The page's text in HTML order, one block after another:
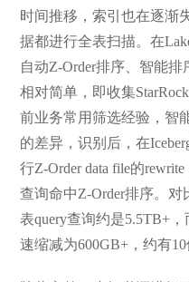
时间推移，索引也在逐渐
据都进行全表扫描。在
自动Z-Order排序、智能
相对简单，即收集
前业务常用筛选经验，智
的差异，识别后，在
行Z-Order data file的
查询命中Z-Order排序。
表query查询约是5.5TB+
速缩减为600GB+，约有10